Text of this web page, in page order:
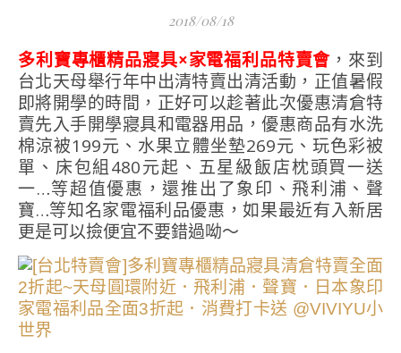
2018/08/18
多利寶專櫃精品寢具×家電福利品特賣會 ，來到
台北天母舉行年中出清特賣出清活動，正值暑假
即將開學的時間，正好可以趁著此次優惠清倉特
賣先入手開學寢具和電器用品，優惠商品有水洗
棉涼被199元、水果立體坐墊269元、玩色彩被
單、床包組480元起、五星級飯店枕頭買一送
一…等超值優惠，還推出了象印、飛利浦、聲
寶…等知名家電福利品優惠，如果最近有入新居
更是可以撿便宜不要錯過呦～